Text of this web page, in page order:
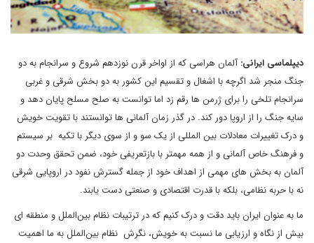
دیپلماسی ایرانی:آلمان هراسی که از اواخر قرن نوزدهم شروع و سرانجام به دو
جنگ منجر شد اگرچه با اشغال و تقسیم این کشور به دو بخش شرقی و غربی
سرانجام تلخی را برای ژرمن ها رقم زد اما توانست به صلح مسلح پایان دهد و
سایه جنگ را از اروپا دور کند. در گذر زمان آلمانی ها توانستند با تقویت خویش
و درک تغییرات معادلات بین المللی از یک سو و از سوی دیگر با تکیه بر سیستم
و فرهنگ خاص آلمانی و از همه مهمتر با بازتعریفی خود، ضمن تحقق وحدت دو
آلمان به بخش های مهمی از اهداف خود از جمله گسترش نفود در اروپایی شرقی
نه با حربه نظامی، بلکه با قدرت اقتصادی و صنعتی دست یابند.
ما به عنوان ایران باید دقت و درک کنیم که در ترتیبات نظام بین‌الملل و منطقه ای
بیش از نگاه و ارزیابی ما نسبت به خویش، نگرش نظام بین‌الملل به ما اهمیت